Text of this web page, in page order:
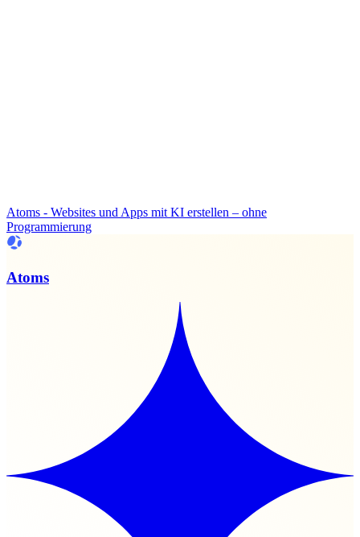
Atoms - Websites und Apps mit KI erstellen – ohne
Programmierung
Atoms